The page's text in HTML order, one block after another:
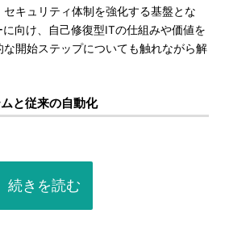
キュリティ体制を強化する基盤とな
向け、自己修復型ITの仕組みや価値を
開始ステップについても触れながら解
と従来の自動化
続きを読む